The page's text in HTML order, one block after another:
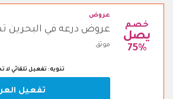
خصم
يصل
75%
عروض
عروض درعه في البحرين تصل
موثق
تنويه: تفعيل تلقائي لا
تفعيل